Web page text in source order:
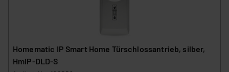
Homematic IP Smart Home Türschlossantrieb, silber,
HmIP-DLD-S